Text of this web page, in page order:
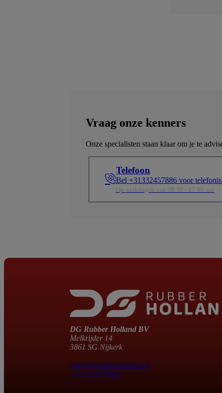
Vraag onze kenners
Onze specialisten staan klaar om je te
Telefoon
Bel +31332457886 voor
Op werkdagen van 08:30 - 17:00 uur
DG Rubber Holland BV
Melkrijder 14
3861 SG Nijkerk
info@dgrubberholland.nl
+31332457886